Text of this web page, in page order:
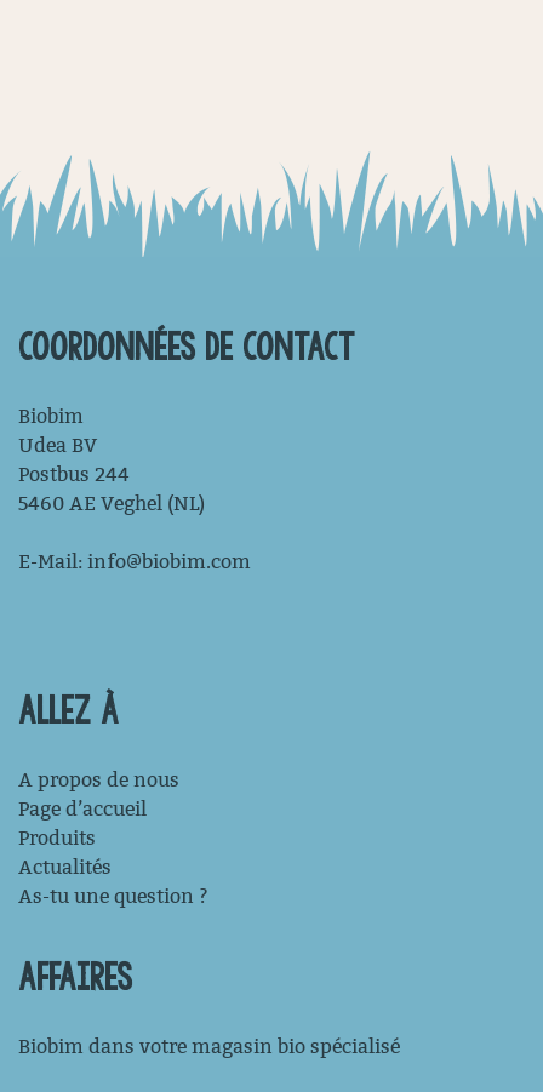
COORDONNÉES DE CONTACT
Biobim
Udea BV
Postbus 244
5460 AE Veghel (NL)
E-Mail: info@biobim.com
ALLEZ À
A propos de nous
Page d’accueil
Produits
Actualités
As-tu une question ?
AFFAIRES
Biobim dans votre magasin bio spécialisé